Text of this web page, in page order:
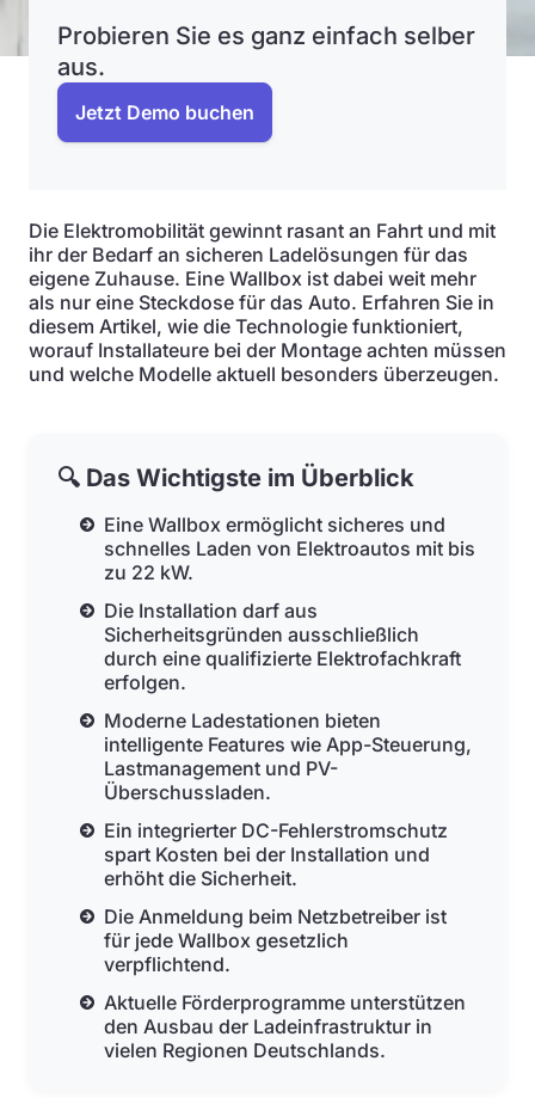
Probieren Sie es ganz einfach selber
aus.
Jetzt Demo buchen
Die Elektromobilität gewinnt rasant an Fahrt und mit
ihr der Bedarf an sicheren Ladelösungen für das
eigene Zuhause. Eine Wallbox ist dabei weit mehr
als nur eine Steckdose für das Auto. Erfahren Sie in
diesem Artikel, wie die Technologie funktioniert,
worauf Installateure bei der Montage achten müssen
und welche Modelle aktuell besonders überzeugen.
🔍 Das Wichtigste im Überblick
Eine Wallbox ermöglicht sicheres und
schnelles Laden von Elektroautos mit bis
zu 22 kW.
Die Installation darf aus
Sicherheitsgründen ausschließlich
durch eine qualifizierte Elektrofachkraft
erfolgen.
Moderne Ladestationen bieten
intelligente Features wie App-Steuerung,
Lastmanagement und PV-
Überschussladen.
Ein integrierter DC-Fehlerstromschutz
spart Kosten bei der Installation und
erhöht die Sicherheit.
Die Anmeldung beim Netzbetreiber ist
für jede Wallbox gesetzlich
verpflichtend.
Aktuelle Förderprogramme unterstützen
den Ausbau der Ladeinfrastruktur in
vielen Regionen Deutschlands.